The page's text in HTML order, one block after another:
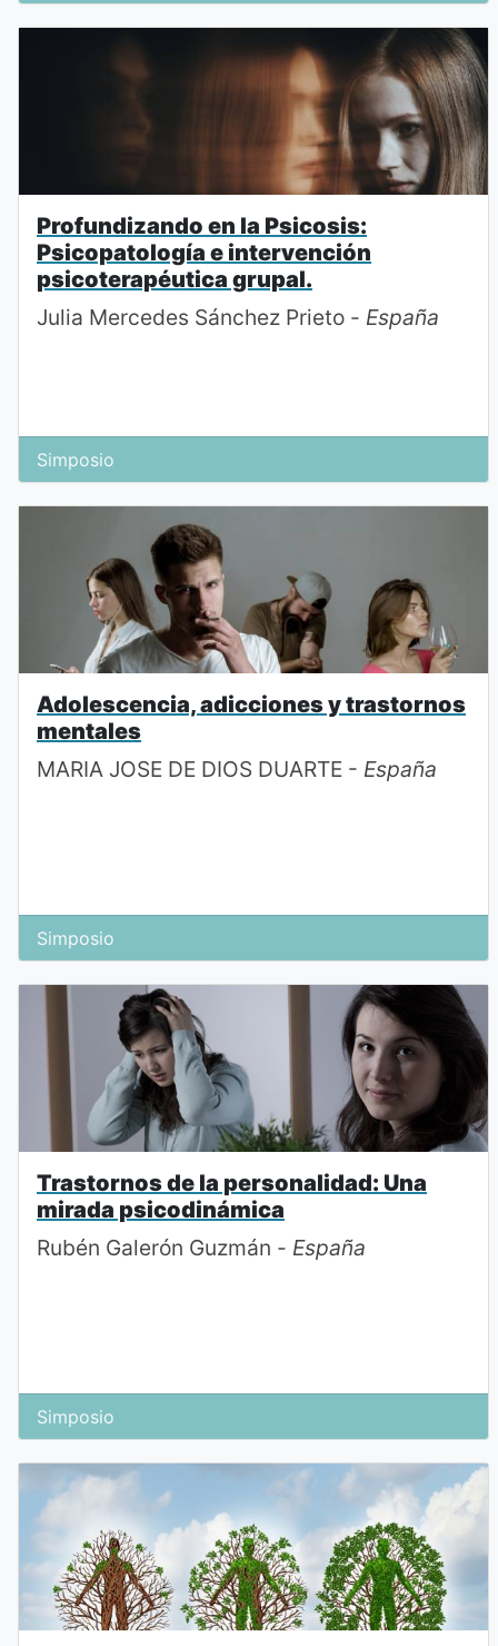
Profundizando en la Psicosis:
Psicopatología e intervención
psicoterapéutica grupal.
Julia Mercedes Sánchez Prieto - España
Simposio
Adolescencia, adicciones y trastornos
mentales
MARIA JOSE DE DIOS DUARTE - España
Simposio
Trastornos de la personalidad: Una
mirada psicodinámica
Rubén Galerón Guzmán - España
Simposio